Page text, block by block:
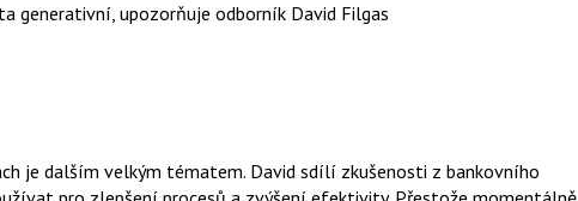
generativní, upozorňuje odborník David Filgas
je dalším velkým tématem. David sdílí zkušenosti z bankovního